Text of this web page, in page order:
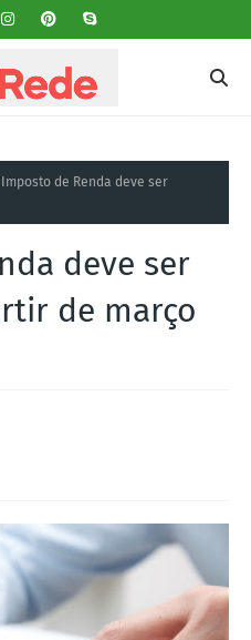
Imposto de Renda deve ser
deve ser
de março